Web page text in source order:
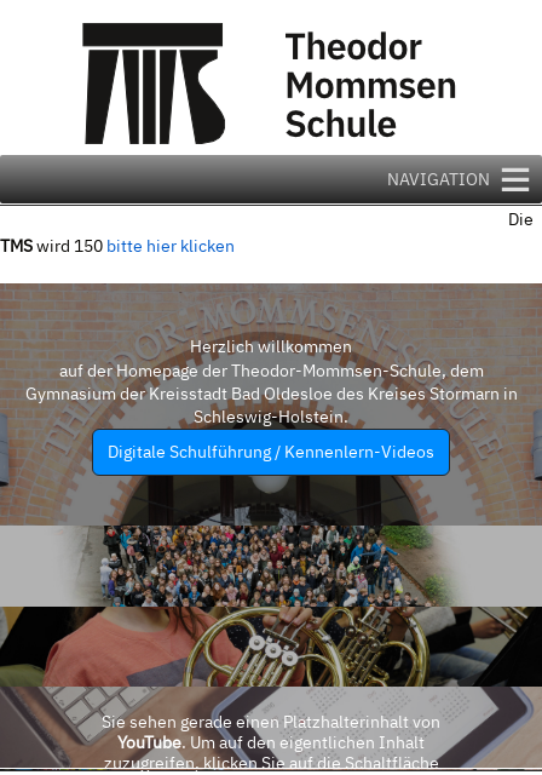
NAVIGATION
Die
TMSwird 150 bitte hier klicken
Herzlich willkommen
auf der Homepage der Theodor-Mommsen-Schule, dem
Gymnasium der Kreisstadt Bad Oldesloe des Kreises Stormarn in
Schleswig-Holstein.
Digitale Schulführung / Kennenlern-Videos
Sie sehen gerade einen Platzhalterinhalt von
YouTube. Um auf den eigentlichen Inhalt
zuzugreifen, klicken Sie auf die Schaltfläche